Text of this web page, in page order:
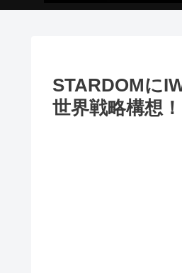
STARDOMに
世界戦略構想！